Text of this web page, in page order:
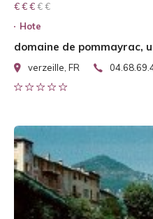
€ € € € €
€ € €
Hote
domaine de pommayrac,
verzeille, FR